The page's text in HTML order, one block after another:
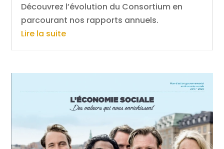
Découvrez l’évolution du Consortium en
parcourant nos rapports annuels.
Lire la suite